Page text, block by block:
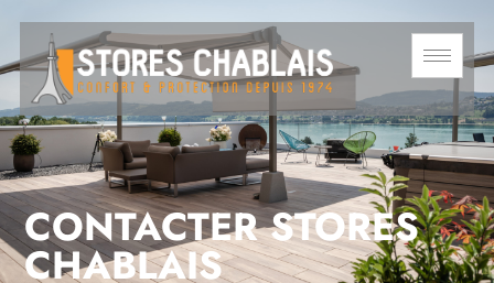
CONTACTER STORES
CHABLAIS